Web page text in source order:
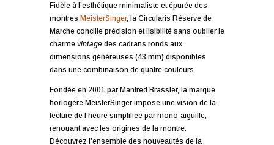
Fidèle à l’esthétique minimaliste et épurée des
montres MeisterSinger, la Circularis Réserve de
Marche concilie précision et lisibilité sans oublier le
charme vintagedes cadrans ronds aux
dimensions généreuses (43 mm) disponibles
dans une combinaison de quatre couleurs.
Fondée en 2001 par Manfred Brassler, la marque
horlogère MeisterSinger impose une vision de la
lecture de l’heure simplifiée par mono-aiguille,
renouant avec les origines de la montre.
Découvrez l’ensemble des nouveautés de la